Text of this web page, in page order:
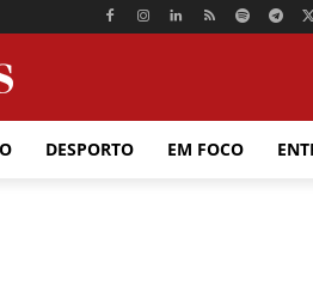
DESPORTO EM FOCO